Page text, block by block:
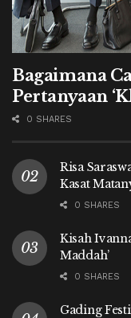
Bagaimana
Pertanyaan
0 SHARES
Risa
Kasat
0 SHARES
Kisah
Maddah’
0 SHARES
Gading